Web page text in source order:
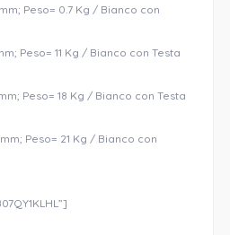
Peso= 0.7 Kg / Bianco con
Peso= 11 Kg / Bianco con Testa
Peso= 18 Kg / Bianco con Testa
Peso= 21 Kg / Bianco con